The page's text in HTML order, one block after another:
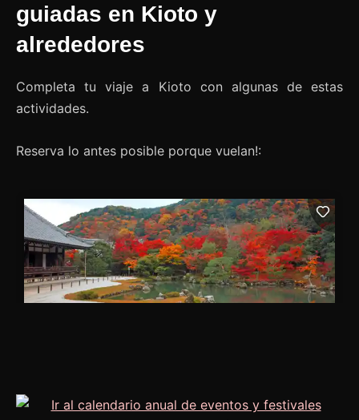
guiadas en Kioto y
alrededores
Completa tu viaje a Kioto con algunas de estas
actividades.
Reserva lo antes posible porque vuelan!: